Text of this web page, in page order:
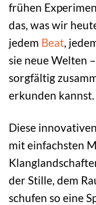
frühen
das, was wir
jedem Beat,
sie neue Welten
sorgfältig
erkunden kannst.
Diese
mit einfachsten
der Stille, dem
schufen so eine